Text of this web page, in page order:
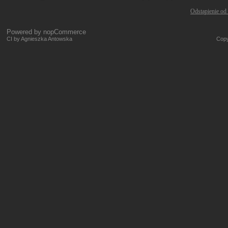
Odstąpienie
Powered by nopCommerce
CI by Agnieszka Antowska